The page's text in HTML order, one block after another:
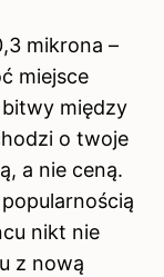
mikrona –
miejsce
między
o twoje
a nie ceną.
nikt nie
z nową